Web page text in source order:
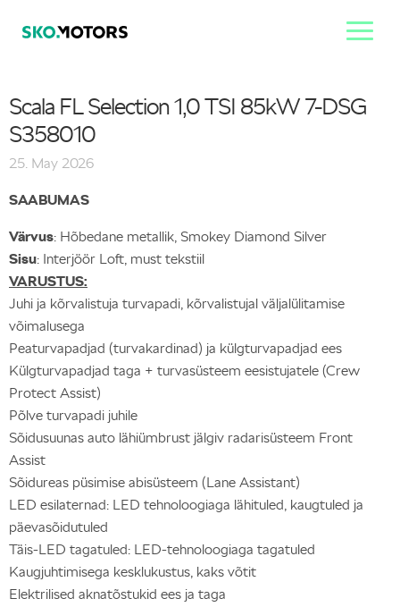
Scala FL Selection 1,0 TSI 85kW 7-DSG
S358010
25. May 2026
SAABUMAS
Värvus: Hõbedane metallik, Smokey Diamond Silver
Sisu: Interjöör Loft, must tekstiil
VARUSTUS:
Juhi ja kõrvalistuja turvapadi, kõrvalistujal väljalülitamise
võimalusega
Peaturvapadjad (turvakardinad) ja külgturvapadjad ees
Külgturvapadjad taga + turvasüsteem eesistujatele (Crew
Protect Assist)
Põlve turvapadi juhile
Sõidusuunas auto lähiümbrust jälgiv radarisüsteem Front
Assist
Sõidureas püsimise abisüsteem (Lane Assistant)
LED esilaternad: LED tehnoloogiaga lähituled, kaugtuled ja
päevasõidutuled
Täis-LED tagatuled: LED-tehnoloogiaga tagatuled
Kaugjuhtimisega kesklukustus, kaks võtit
Elektrilised aknatõstukid ees ja taga